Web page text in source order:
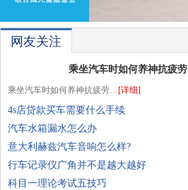
网友关注
乘坐汽车时如何养神抗疲劳
乘坐汽车时如何养神抗疲劳…[详细]
4s店贷款买车需要什么手续
汽车水箱漏水怎么办
意大利赫兹汽车音响怎么样?
行车记录仪广角并不是越大越好
科目一理论考试五技巧